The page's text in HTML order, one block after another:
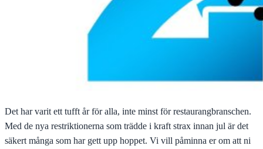
Det har varit ett tufft år för alla, inte minst för restaurangbranschen.
Med de nya restriktionerna som trädde i kraft strax innan jul är det
säkert många som har gett upp hoppet. Vi vill påminna er om att ni